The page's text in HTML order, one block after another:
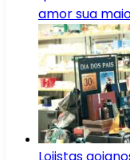
amor sua